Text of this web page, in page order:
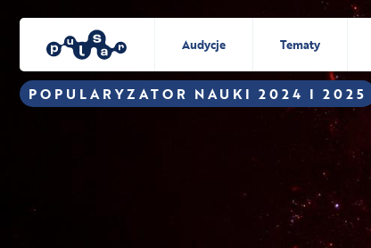
POPULARYZATOR NAUKI 2024 I 2025
Audycje Tematy